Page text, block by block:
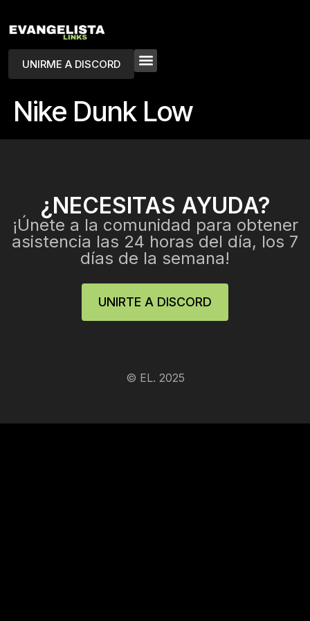
UNIRME A DISCORD
Nike Dunk Low
¿NECESITAS AYUDA?
¡Únete a la comunidad para obtener
asistencia las 24 horas del día, los 7
días de la semana!
UNIRTE A DISCORD
© EL. 2025